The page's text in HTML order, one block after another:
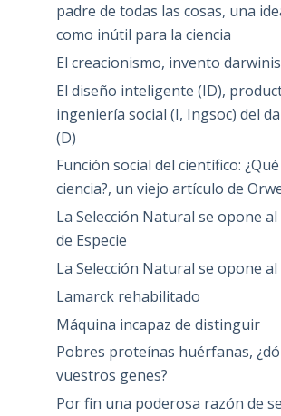
padre de todas las cosas, una
como inútil para la ciencia
El creacionismo, invento
El diseño inteligente (ID),
ingeniería social (I, Ingsoc) del
(D)
Función social del científico:
ciencia?, un viejo artículo de
La Selección Natural se opone
de Especie
La Selección Natural se opone
Lamarck rehabilitado
Máquina incapaz de distinguir
Pobres proteínas huérfanas,
vuestros genes?
Por fin una poderosa razón de